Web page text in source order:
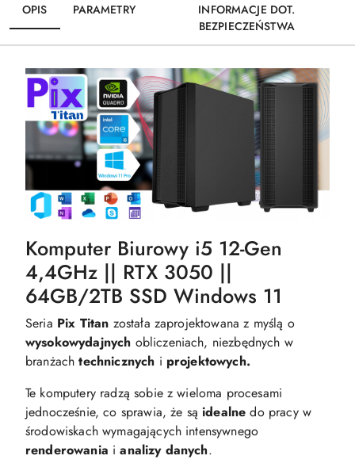
OPIS PARAMETRY
INFORMACJE DOT.
BEZPIECZEŃSTWA
Komputer Biurowy i5 12-Gen
4,4GHz || RTX 3050 ||
64GB/2TB SSD Windows 11
Seria Pix Titan została zaprojektowana z myślą o
wysokowydajnych obliczeniach, niezbędnych w
branżachtechnicznych i projektowych.
Te komputery radzą sobie z wieloma procesami
jednocześnie, co sprawia, że sąidealne do pracy w
środowiskach wymagających intensywnego
renderowania ianalizy danych.